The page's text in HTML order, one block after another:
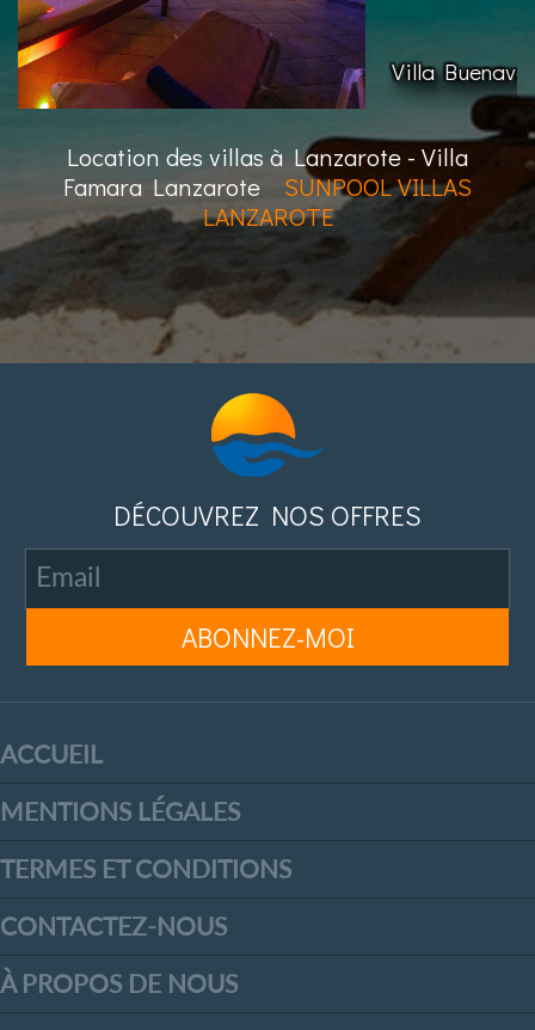
Villa Buenaventura
Location des villas à Lanzarote - Villa
Famara Lanzarote SUNPOOL VILLAS
LANZAROTE
DÉCOUVREZ NOS OFFRES
ACCUEIL
MENTIONS LÉGALES
TERMES ET CONDITIONS
CONTACTEZ-NOUS
À PROPOS DE NOUS